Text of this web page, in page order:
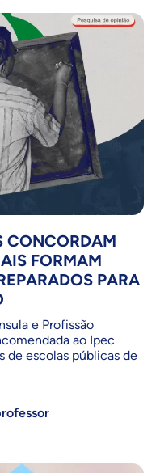
CONCORDAM
FORMAM
PARA
e Profissão
ao Ipec
de escolas públicas de